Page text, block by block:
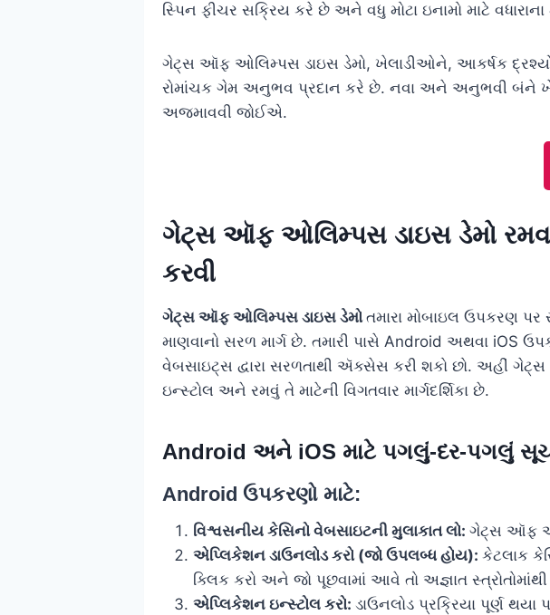
સ્પિન ફીચર સક્રિય કરે છે અને વધુ મોટા ઇનામો માટે
ગેટ્સ ઑફ ઓલિમ્પસ ડાઇસ ડેમો, ખેલાડીઓને, આકર્ષક
રોમાંચક ગેમ અનુભવ પ્રદાન કરે છે. નવા અને અનુભવી બંને
અજમાવવી જોઈએ.
ગેટ્સ ઑફ ઓલિમ્પસ ડાઇસ ડેમો રમવા
કરવી
ગેટ્સ ઑફ ઓલિમ્પસ ડાઇસ ડેમોતમારા મોબાઇલ ઉપકરણ
માણવાનો સરળ માર્ગ છે. તમારી પાસે Android અથવા iOS
વેબસાઇટ્સ દ્વારા સરળતાથી ઍક્સેસ કરી શકો છો. અહીં
ઇન્સ્ટોલ અને રમવું તે માટેની વિગતવાર માર્ગદર્શિકા છે.
Android અને iOS માટે પગલું-દર-પગલું
Android ઉપકરણો માટે:
વિશ્વસનીય કેસિનો વેબસાઇટની મુલાકાત લો: ગેટ્સ ઑફ
એપ્લિકેશન ડાઉનલોડ કરો (જો ઉપલબ્ધ હોય): કેટલાક
ક્લિક કરો અને જો પૂછવામાં આવે તો અજ્ઞાત
એપ્લિકેશન ઇન્સ્ટોલ કરો: ડાઉનલોડ પ્રક્રિયા પૂર્ણ